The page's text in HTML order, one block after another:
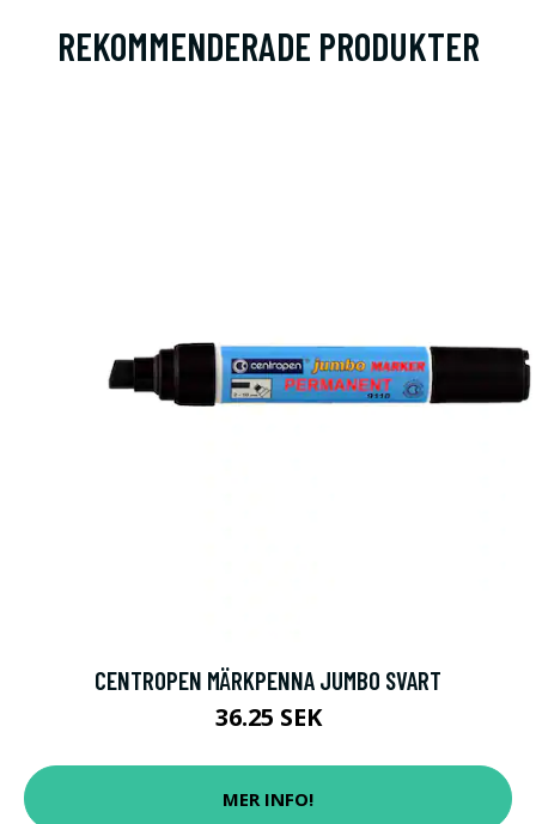
REKOMMENDERADE PRODUKTER
CENTROPEN MÄRKPENNA JUMBO SVART
36.25 SEK
MER INFO!